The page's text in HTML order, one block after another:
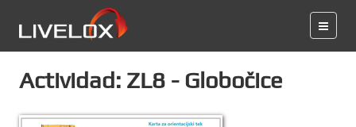
Actividad: ZL8 - Globočice